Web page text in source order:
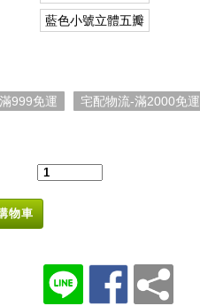
藍色小號立體五瓣
999免運 宅配物流-滿2000免運
物車